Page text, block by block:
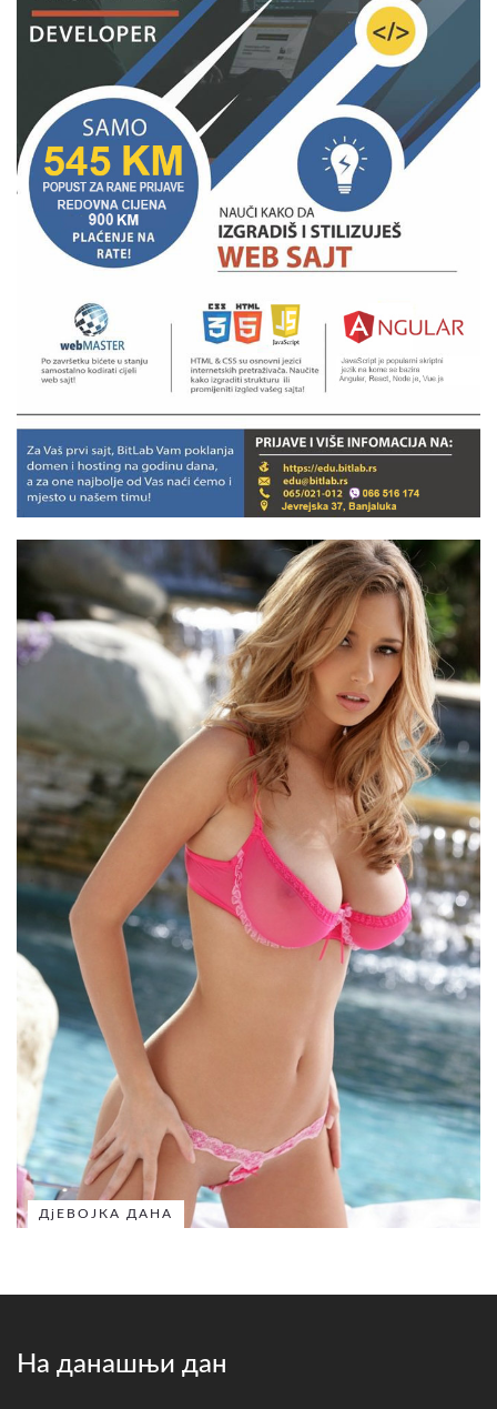
ДјЕВОЈКА ДАНА
На данашњи дан